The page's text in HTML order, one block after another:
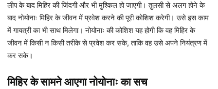
लीप के बाद मिहिर की जिंदगी और भी मुश्किल हो जाएगी। तुलसी से अलग होने के
बाद नोयोनाः मिहिर के जीवन में प्रवेश करने की पूरी कोशिश करेगी। उसे इस काम
में गायत्री का भी साथ मिलेगा। नोयोनाः की कोशिश यह होगी कि वह मिहिर के
जीवन में किसी न किसी तरीके से प्रवेश कर सके, ताकि वह उसे अपने नियंत्रण में
कर सके।
मिहिर के सामने आएगा नोयोनाः का सच